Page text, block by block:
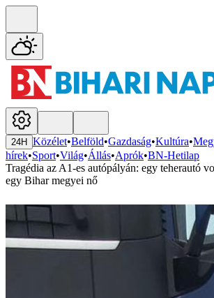
24H Közélet•Belföld•Gazdaság•Kultúra•
hírek•Sport•Világ•Állás•Aprók•BN-Hetilap
Tragédia az A1-es autópályán: egy teherautó
egy Bihar megyei nő